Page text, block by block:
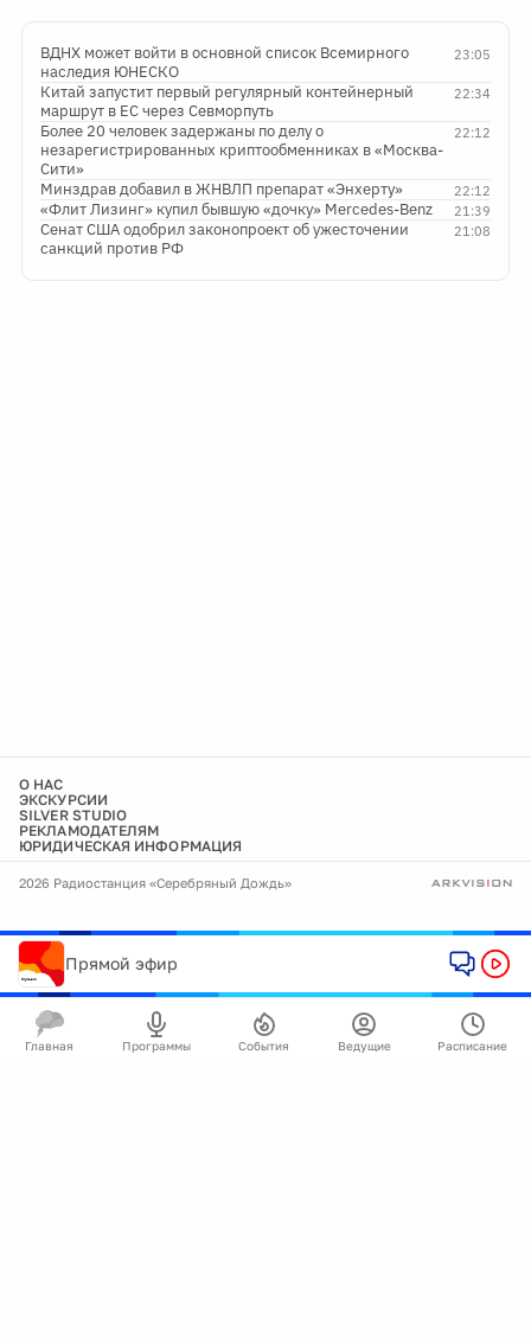
23:05
ВДНХ может войти в основной список Всемирного
наследия ЮНЕСКО
22:34
Китай запустит первый регулярный контейнерный
маршрут в ЕС через Севморпуть
22:12
Более 20 человек задержаны по делу о
незарегистрированных криптообменниках в «Москва-
Сити»
22:12
Минздрав добавил в ЖНВЛП препарат «Энхерту»
21:39
«Флит Лизинг» купил бывшую «дочку» Mercedes-Benz
21:08
Сенат США одобрил законопроект об ужесточении
санкций против РФ
О НАС
ЭКСКУРСИИ
SILVER STUDIO
РЕКЛАМОДАТЕЛЯМ
ЮРИДИЧЕСКАЯ ИНФОРМАЦИЯ
2026 Радиостанция «Серебряный Дождь»
Прямой эфир
Главная Программы События Ведущие Расписание